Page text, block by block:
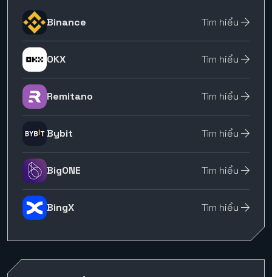
Binance Tìm hiểu
OKX Tìm hiểu
Remitano Tìm hiểu
Bybit Tìm hiểu
BigONE Tìm hiểu
BingX Tìm hiểu